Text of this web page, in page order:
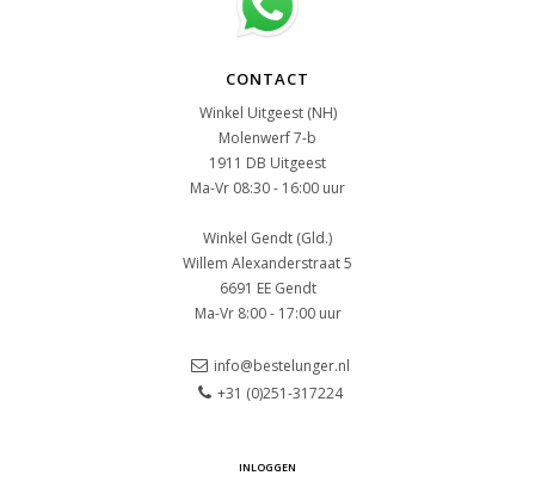
CONTACT
Winkel Uitgeest (NH)
Molenwerf 7-b
1911 DB Uitgeest
Ma-Vr 08:30 - 16:00 uur
Winkel Gendt (Gld.)
Willem Alexanderstraat 5
6691 EE Gendt
Ma-Vr 8:00 - 17:00 uur
info@bestelunger.nl
+31 (0)251-317224
INLOGGEN